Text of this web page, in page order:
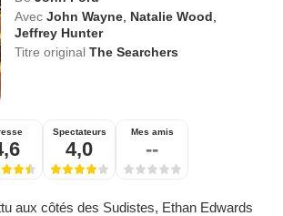
Avec John Wayne Natalie Wood
Jeffrey Hunter
Titre originalThe Searchers
Spectateurs
4,0
Mes amis
--
aux côtés des Sudistes, Ethan Edwards